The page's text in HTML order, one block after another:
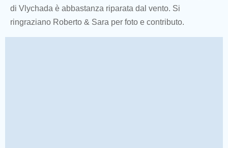
di Vlychada è abbastanza riparata dal vento. Si
ringraziano Roberto & Sara per foto e contributo.